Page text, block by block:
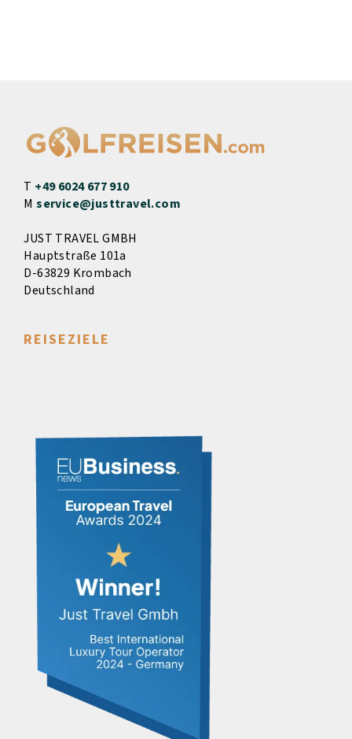
T +49 6024 677 910
Mservice@justtravel.com
JUST TRAVEL GMBH
Hauptstraße 101a
D-63829 Krombach
Deutschland
REISEZIELE